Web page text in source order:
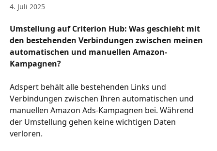
4. Juli 2025
Umstellung auf Criterion Hub: Was geschieht mit
den bestehenden Verbindungen zwischen meinen
automatischen und manuellen Amazon-
Kampagnen?
Adspert behält alle bestehenden Links und
Verbindungen zwischen Ihren automatischen und
manuellen Amazon Ads-Kampagnen bei. Während
der Umstellung gehen keine wichtigen Daten
verloren.